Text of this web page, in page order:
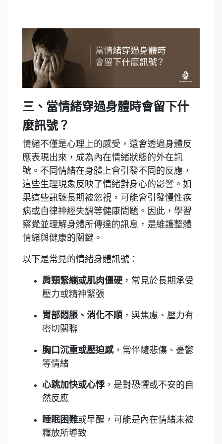
三、當情緒穿過身體時會留下什
麼訊號？
情緒不僅是心理上的感受，還會透過身體反
應表現出來，成為內在情緒狀態的外在訊
號。不同情緒在身體上會引發不同的反應，
這些生理現象反映了情緒對身心的影響。如
果這些訊號長期被忽視，可能會引發慢性疾
病或自律神經失調等健康問題。因此，學習
察覺並理解身體所傳達的訊息，是維護整體
情緒與健康的關鍵。
以下是常見的情緒身體訊號：
肩頸緊繃或肌肉僵硬 ，常見於長期承受
壓力或精神緊張
胃部悶脹、消化不順 ，與焦慮、壓力有
密切關聯
胸口沉重或壓迫感，常伴隨悲傷、憂鬱
等情緒
心跳加快或心悸 ，是對恐懼或不安的自
然反應
睡眠困難或早醒，可能是內在情緒未被
釋放所導致